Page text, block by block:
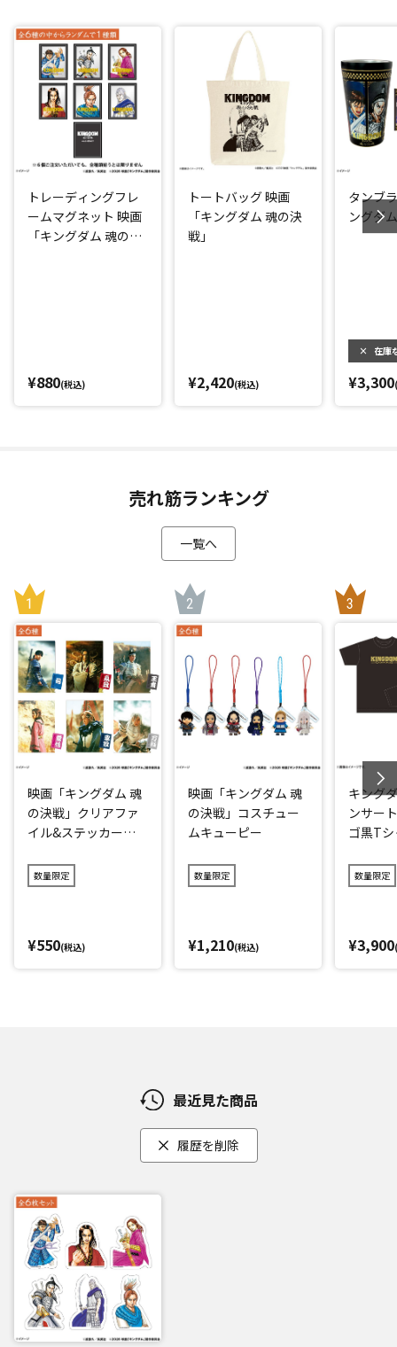
トレーディングフレ
ームマグネット 映画
「キングダム 魂の決
¥880(税込)
トートバッグ 映画
「キングダム 魂の決
戦」
¥2,420(税込)
タンブ
ングダ
× 在庫
¥3,300
売れ筋ランキング
一覧へ
映画「キングダム 魂
の決戦」クリアファ
イル&ステッカーセ
数量限定
¥550(税込)
映画「キングダム 魂
の決戦」コスチュー
ムキューピー
数量限定
¥1,210(税込)
キング
ンサー
ゴ黒T
数量限定
¥3,900
最近見た商品
履歴を削除